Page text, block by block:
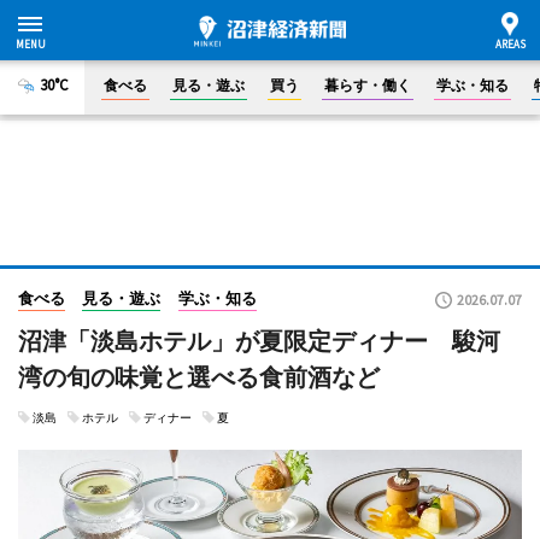
30°C 食べる 見る・遊ぶ 買う 暮らす・働く 学ぶ・知る
食べる 見る・遊ぶ 学ぶ・知る 2026.07.07
沼津「淡島ホテル」が夏限定ディナー 駿河
湾の旬の味覚と選べる食前酒など
淡島 ホテル ディナー 夏